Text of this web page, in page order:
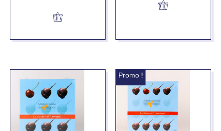
Promo !